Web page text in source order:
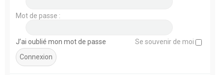
Mot de passe :
J’ai oublié mon mot de passe Se souvenir de moi